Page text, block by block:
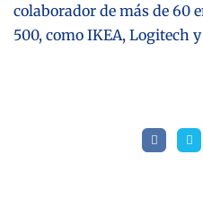
colaborador de más de 60
500, como IKEA, Logitech